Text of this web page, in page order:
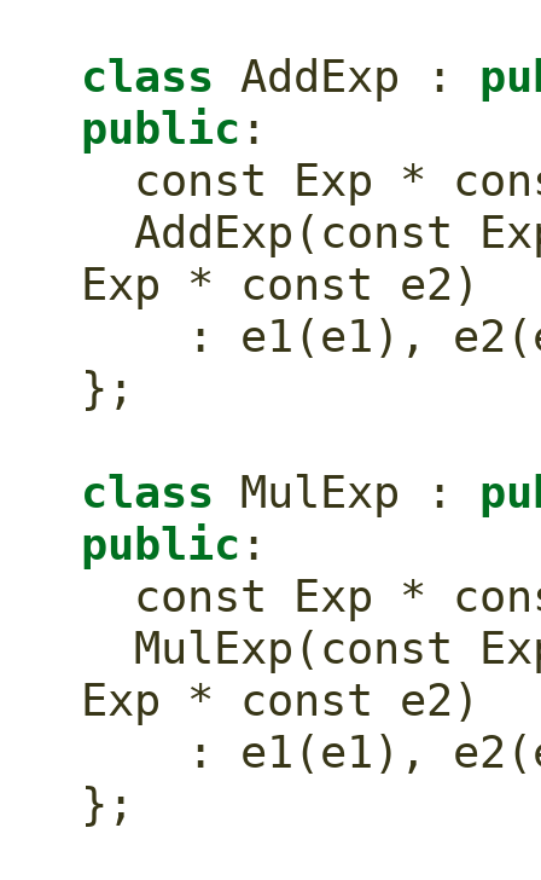
class AddExp :
public :
const Exp *
  AddExp(
const
Exp * const e2)
: e1(e1),
};
class MulExp :
public :
const Exp *
  MulExp(
const
Exp * const e2)
: e1(e1),
};